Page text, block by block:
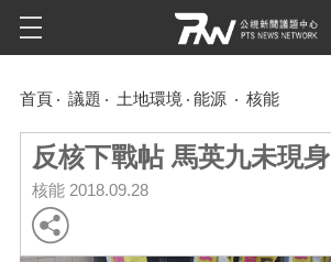
首頁 議題 土地環境 能源 核能
反核下戰帖 馬英九未現身
核能 2018.09.28